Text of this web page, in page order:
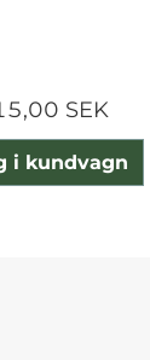
SEK
i kundvagn